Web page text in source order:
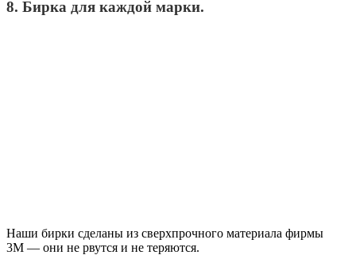
8. Бирка для каждой марки.
Наши бирки сделаны из сверхпрочного материала фирмы
3М — они не рвутся и не теряются.